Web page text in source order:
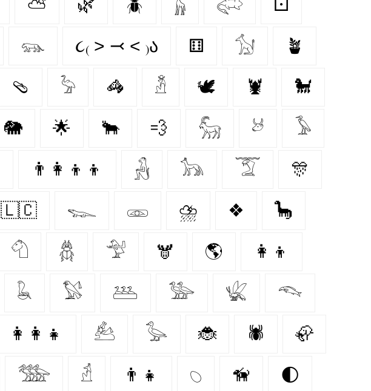
⛅ 🌿 🪲 𓃱 𓅾 ⚀
𓃮 ૮₍ ˃ ⤙ ˂ ₎ა ⚅ 𓃩 🪴
🩴 𓅦 🦓 𓁳 🕊 🦞 🐩
🐘 🌟 🐂 💨 𓃵 𓃾 𓅥
👨‍👩‍👦‍👦 𓃻 𓃥 𓄆 🎊
🇱🇨 𓆊 𓁽 ⛈️ ❖ 🦕
𓄇 𓆣 𓅴 🫎 🌎 👩‍👦
𓆘 𓅄 𓅹 𓅺 𓆤 𓆞
👩‍👩‍👧 𓃕 𓅭 🐞 🕷️ 🦣
𓅢 𓁢 👨‍👧 𓆇 🦮 🌓